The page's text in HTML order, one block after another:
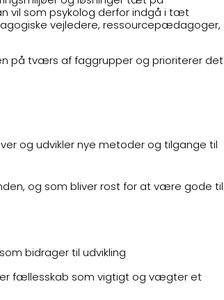
vil som psykolog derfor indgå i tæt
vejledere, ressourcepædagoger,
på tværs af faggrupper og prioriterer det
og udvikler nye metoder og tilgange til
og som bliver rost for at være gode til
bidrager til udvikling
fællesskab som vigtigt og vægter et